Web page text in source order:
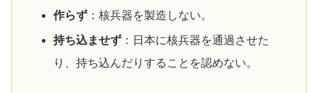
作らず：核兵器を製造しない。
持ち込ませず：日本に核兵器を通過させた
り、持ち込んだりすることを認めない。